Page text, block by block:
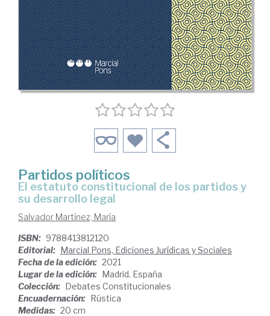
Partidos políticos
el estatuto constitucional de los partidos y
su desarrollo legal
Salvador Martínez, María
ISBN: 9788413812120
Editorial: Marcial Pons, Ediciones Jurídicas y Sociales
Fecha de la edición: 2021
Lugar de la edición: Madrid. España
Colección: Debates Constitucionales
Encuadernación: Rústica
Medidas: 20 cm